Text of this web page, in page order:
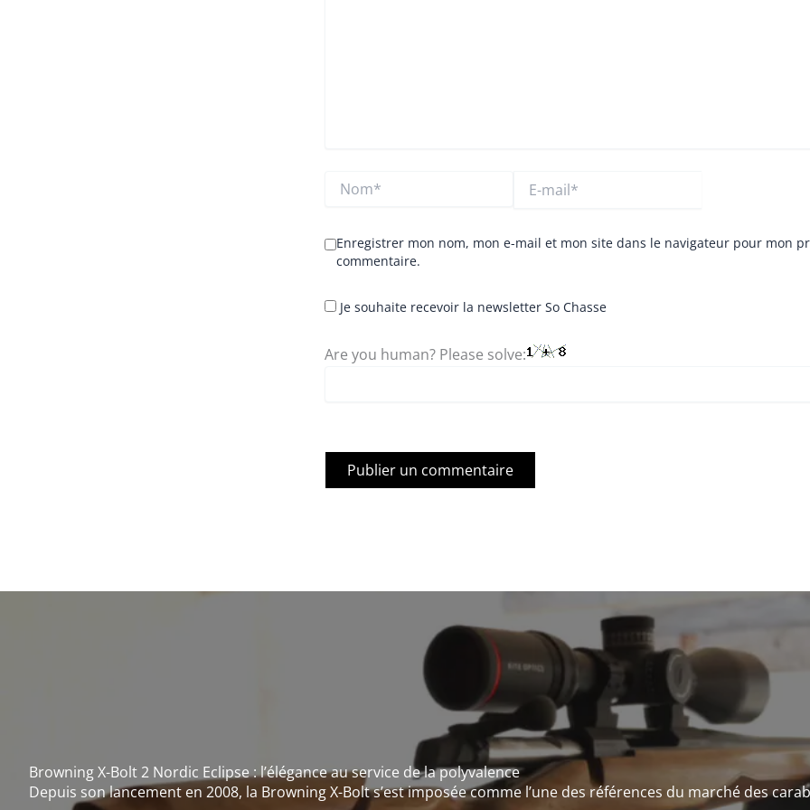
mail*
Enregistrer mon nom, mon e-mail et mon site dans le navigateur pour mon
commentaire.
Je souhaite recevoir la newsletter So Chasse
Are you human? Please solve:
Browning X-Bolt 2 Nordic Eclipse : l’élégance au service de la polyvalence
Depuis son lancement en 2008, la Browning X-Bolt s’est imposée comme l’une des références du marché des